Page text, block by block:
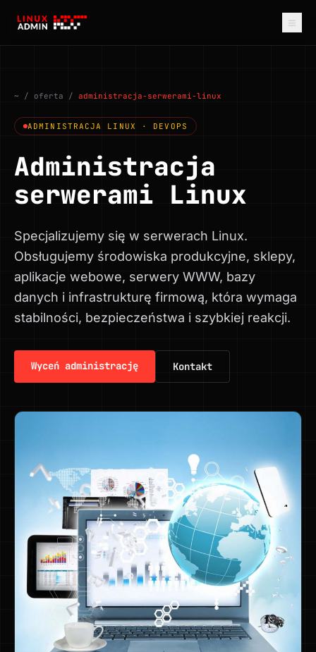
≡
~ / oferta / administracja-serwerami-linux
ADMINISTRACJA LINUX · DEVOPS
Administracja
serwerami Linux
Specjalizujemy się w serwerach Linux.
Obsługujemy środowiska produkcyjne, sklepy,
aplikacje webowe, serwery WWW, bazy
danych i infrastrukturę firmową, która wymaga
stabilności, bezpieczeństwa i szybkiej reakcji.
Wyceń administrację Kontakt